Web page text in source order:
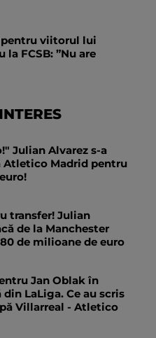
viitorul lui
la FCSB: ”Nu are
Julian Alvarez s-a
Atletico Madrid pentru
transfer! Julian
de la Manchester
de milioane de euro
Jan Oblak în
LaLiga. Ce au scris
Villarreal - Atletico